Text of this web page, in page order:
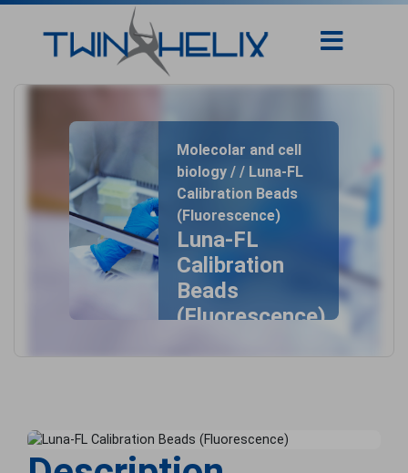
Molecolar and cell
biology / / Luna-FL
Calibration Beads
(Fluorescence)
Luna-FL
Calibration
Beads
(Fluorescence)
Calibration Beads